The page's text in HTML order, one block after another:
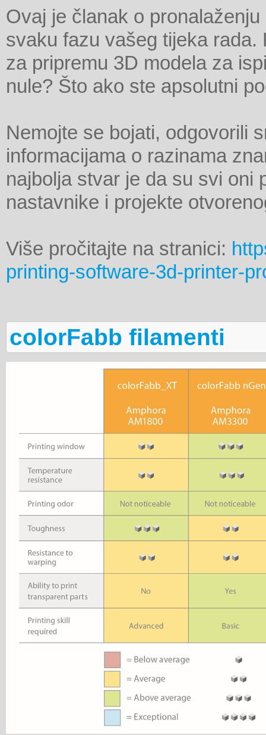
Ovaj je članak o
svaku fazu vašeg tijeka
za pripremu 3D modela za
nule? Što ako ste apsolutni
Nemojte se bojati, odgovorili
informacijama o razinama
najbolja stvar je da su svi oni
nastavnike i projekte
Više pročitajte na stranici:
printing-software-3d-printer-
colorFabb filamenti